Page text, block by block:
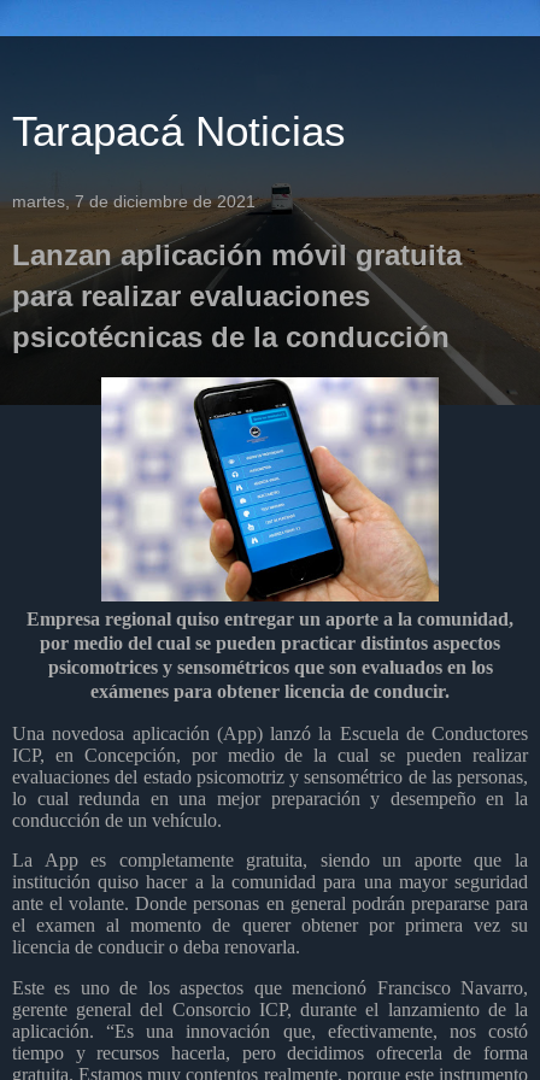
Tarapacá Noticias
martes, 7 de diciembre de 2021
Lanzan aplicación móvil gratuita
para realizar evaluaciones
psicotécnicas de la conducción
Empresa regional quiso entregar un aporte a la comunidad,
por medio del cual se pueden practicar distintos aspectos
psicomotrices y sensométricos que son evaluados en los
exámenes para obtener licencia de conducir.
Una novedosa aplicación (App) lanzó la Escuela de Conductores
ICP, en Concepción, por medio de la cual se pueden realizar
evaluaciones del estado psicomotriz y sensométrico de las personas,
lo cual redunda en una mejor preparación y desempeño en la
conducción de un vehículo.
La App es completamente gratuita, siendo un aporte que la
institución quiso hacer a la comunidad para una mayor seguridad
ante el volante. Donde personas en general podrán prepararse para
el examen al momento de querer obtener por primera vez su
licencia de conducir o deba renovarla.
Este es uno de los aspectos que mencionó Francisco Navarro,
gerente general del Consorcio ICP, durante el lanzamiento de la
aplicación. “Es una innovación que, efectivamente, nos costó
tiempo y recursos hacerla, pero decidimos ofrecerla de forma
gratuita. Estamos muy contentos realmente, porque este instrumento